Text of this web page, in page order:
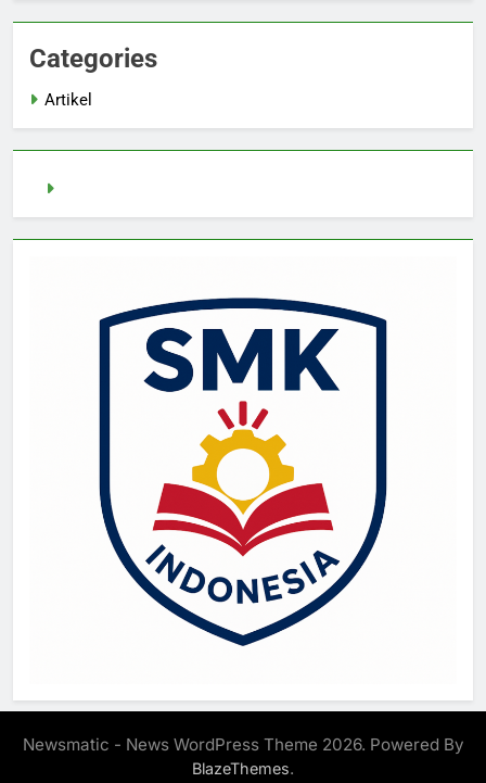
Categories
Artikel
Newsmatic - News WordPress Theme 2026. Powered By
BlazeThemes.